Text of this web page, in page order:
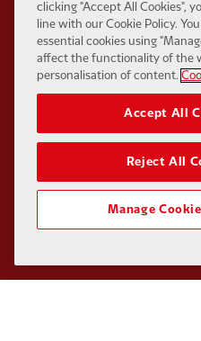
Partner:
clicking "Accept All Cookies",
line with our Cookie Policy.
essential cookies using
affect the functionality of the
personalisation of content.
Accept All
Reject All
Manage